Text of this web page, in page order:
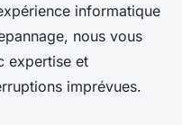
informatique
nous vous
expertise et
imprévues.